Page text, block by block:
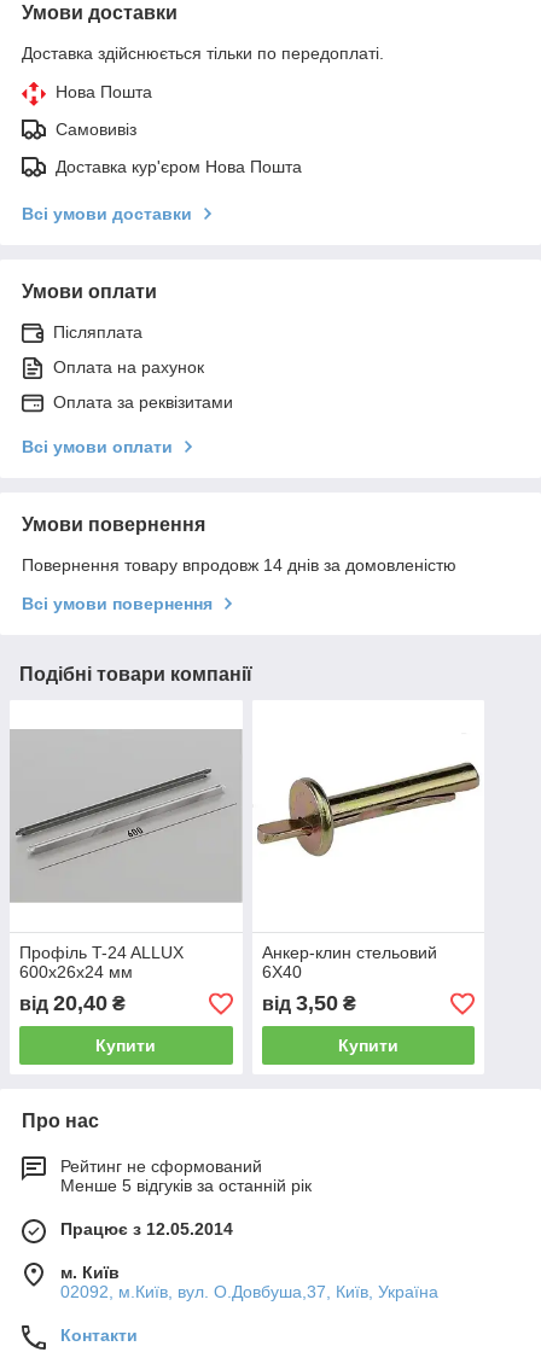
Умови доставки
Доставка здійснюється тільки по передоплаті.
Нова Пошта
Самовивіз
Доставка кур'єром Нова Пошта
Всі умови доставки
Умови оплати
Післяплата
Оплата на рахунок
Оплата за реквізитами
Всі умови оплати
Умови повернення
Повернення товару впродовж 14 днів за домовленістю
Всі умови повернення
Подібні товари компанії
Профіль T-24 ALLUX
600x26x24 мм
від 20,40 ₴
Купити
Анкер-клин стельовий
6Х40
від 3,50₴
Купити
Про нас
Рейтинг не сформований
Менше 5 відгуків за останній рік
Працює з 12.05.2014
м. Київ
02092, м.Київ, вул. О.Довбуша,37, Київ, Україна
Контакти